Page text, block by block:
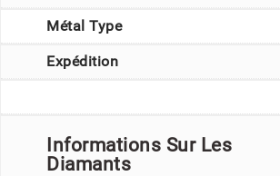
Métal Type
Expédition
Informations Sur Les
Diamants